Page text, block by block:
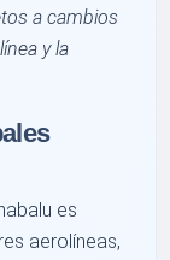
a cambios
y la
es
aerolíneas,